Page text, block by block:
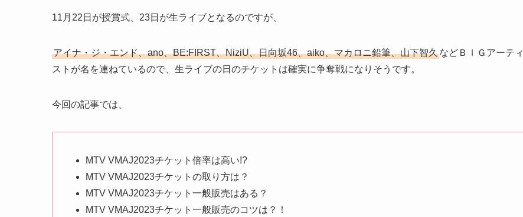
11月22日が授賞式、23日が生ライブとなるのですが、
アイナ・ジ・エンド、ano、BE:FIRST、NiziU、日向坂46、aiko、マカロニ鉛筆、山下智久などＢＩＧアーティ
ストが名を連ねているので、生ライブの日のチケットは確実に争奪戦になりそうです。
今回の記事では、
MTV VMAJ2023チケット倍率は高い!?
MTV VMAJ2023チケットの取り方は？
MTV VMAJ2023チケット一般販売はある？
MTV VMAJ2023チケット一般販売のコツは？！